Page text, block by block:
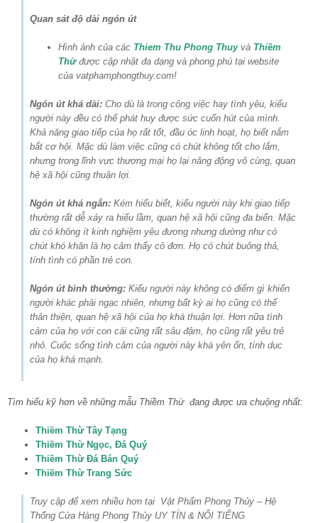
Quan sát độ dài ngón út
Hình ảnh của các Thiem Thu Phong Thuyvà Thiềm
Thừđược cập nhật đa dạng và phong phú tại website
của vatphamphongthuy.com!
Ngón út khá dài: Cho dù là trong công việc hay tình yêu, kiểu
người này đều có thể phát huy được sức cuốn hút của mình.
Khả năng giao tiếp của họ rất tốt, đầu óc linh hoạt, họ biết nắm
bắt cơ hội. Mặc dù làm việc cũng có chút không tốt cho lắm,
nhưng trong lĩnh vực thương mại họ lại năng động vô cùng, quan
hệ xã hội cũng thuận lợi.
Ngón út khá ngắn: Kém hiểu biết, kiểu người này khi giao tiếp
thường rất dễ xảy ra hiểu lầm, quan hệ xã hội cũng đa biến. Mặc
dù có không ít kinh nghiệm yêu đương nhưng dường như có
chút khó khăn là họ cảm thấy cô đơn. Họ có chút buông thả,
tính tình có phần trẻ con.
Ngón út bình thường: Kiểu người này không có điểm gì khiến
người khác phải ngạc nhiên, nhưng bất kỳ ai họ cũng có thể
thân thiện, quan hệ xã hội của họ khá thuận lợi. Hơn nữa tình
cảm của họ với con cái cũng rất sâu đậm, họ cũng rất yêu trẻ
nhỏ. Cuộc sống tình cảm của người này khá yên ổn, tính dục
của họ khá mạnh.
Tìm hiểu kỹ hơn về những mẫu Thiềm Thừ đang được ưa chuộng nhất:
Thiềm Thừ Tây Tạng
Thiềm Thừ Ngọc, Đá Quý
Thiềm Thừ Đá Bán Quý
Thiềm Thừ Trang Sức
Truy cập để xem nhiều hơn tại Vật Phẩm Phong Thủy – Hệ
Thống Cửa Hàng Phong Thủy UY TÍN & NỔI TIẾNG